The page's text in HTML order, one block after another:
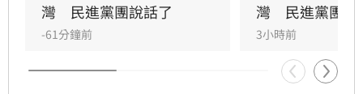
灣　民進黨團說話了
-61分鐘前
灣　民進黨團說
3小時前